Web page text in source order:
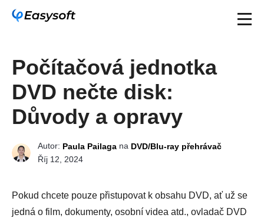
Počítačová jednotka
DVD nečte disk:
Důvody a opravy
Autor: Paula Pailaga na DVD/Blu-ray přehrávač
Říj 12, 2024
Pokud chcete pouze přistupovat k obsahu DVD, ať už se
jedná o film, dokumenty, osobní videa atd., ovladač DVD